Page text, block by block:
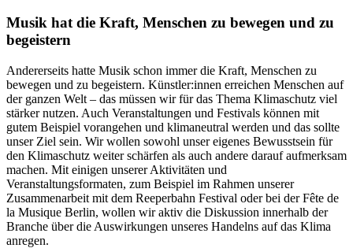
Musik hat die Kraft, Menschen zu bewegen und zu
begeistern
Andererseits hatte Musik schon immer die Kraft, Menschen zu
bewegen und zu begeistern. Künstler:innen erreichen Menschen auf
der ganzen Welt – das müssen wir für das Thema Klimaschutz viel
stärker nutzen. Auch Veranstaltungen und Festivals können mit
gutem Beispiel vorangehen und klimaneutral werden und das sollte
unser Ziel sein. Wir wollen sowohl unser eigenes Bewusstsein für
den Klimaschutz weiter schärfen als auch andere darauf aufmerksam
machen. Mit einigen unserer Aktivitäten und
Veranstaltungsformaten, zum Beispiel im Rahmen unserer
Zusammenarbeit mit dem Reeperbahn Festival oder bei der Fête de
la Musique Berlin, wollen wir aktiv die Diskussion innerhalb der
Branche über die Auswirkungen unseres Handelns auf das Klima
anregen.